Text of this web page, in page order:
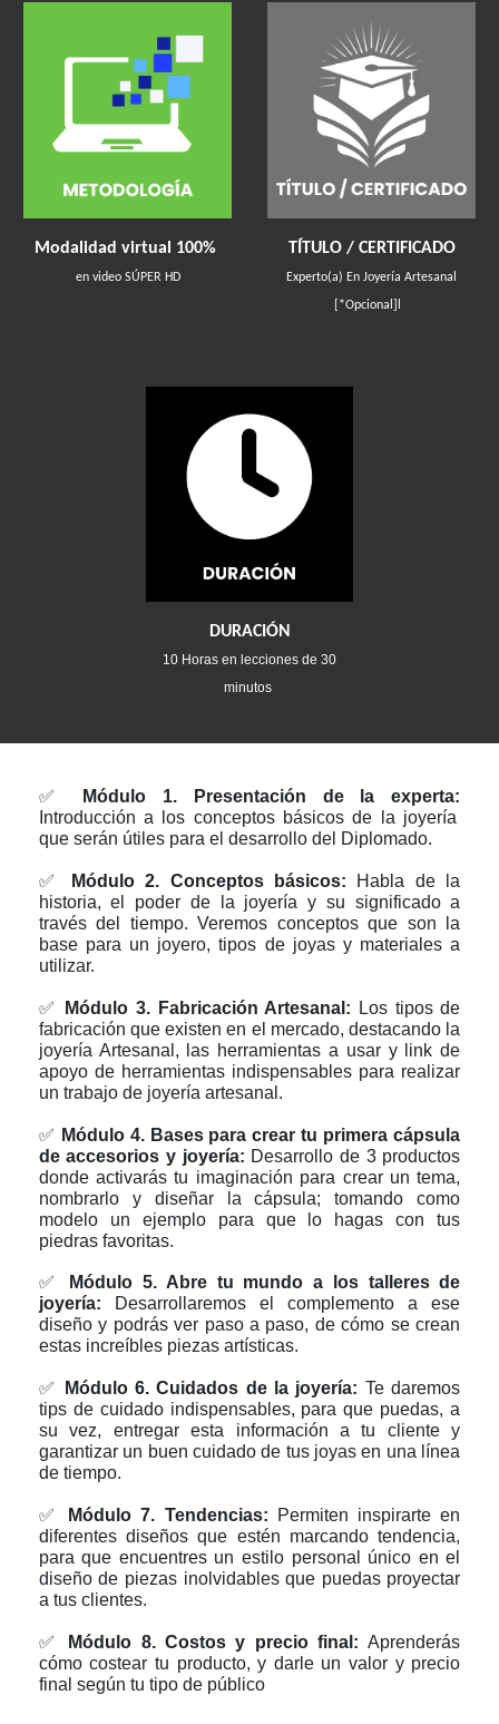
Modalidad virtual 100%
en video SÚPER HD
TÍTULO / CERTIFICADO
Experto(a) En Joyería Artesanal
[*Opcional]l
DURACIÓN
10 Horas en lecciones de 30
minutos
✅
Módulo 1. Presentación de la experta:
Introducción a los conceptos básicos de la joyería
que serán útiles para el desarrollo del Diplomado.
✅ Módulo 2. Conceptos básicos: Habla de la
historia, el poder de la joyería y su significado a
través del tiempo. Veremos conceptos que son la
base para un joyero, tipos de joyas y materiales a
utilizar.
✅ Módulo 3. Fabricación Artesanal: Los tipos de
fabricación que existen en el mercado, destacando la
joyería Artesanal, las herramientas a usar y link de
apoyo de herramientas indispensables para realizar
un trabajo de joyería artesanal.
✅ Módulo 4. Bases para crear tu primera cápsula
de accesorios y joyería: Desarrollo de 3 productos
donde activarás tu imaginación para crear un tema,
nombrarlo y diseñar la cápsula; tomando como
modelo un ejemplo para que lo hagas con tus
piedras favoritas.
✅
Módulo 5. Abre tu mundo a los talleres de
joyería: Desarrollaremos el complemento a ese
diseño y podrás ver paso a paso, de cómo se crean
estas increíbles piezas artísticas.
✅ Módulo 6. Cuidados de la joyería: Te daremos
tips de cuidado indispensables, para que puedas, a
su vez, entregar esta información a tu cliente y
garantizar un buen cuidado de tus joyas en una línea
de tiempo.
✅ Módulo 7. Tendencias: Permiten inspirarte en
diferentes diseños que estén marcando tendencia,
para que encuentres un estilo personal único en el
diseño de piezas inolvidables que puedas proyectar
a tus clientes.
✅ Módulo 8. Costos y precio final:Aprenderás
cómo costear tu producto, y darle un valor y precio
final según tu tipo de público